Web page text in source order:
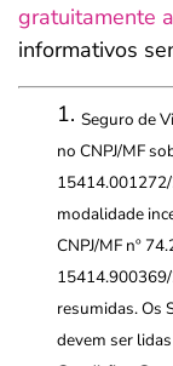
gratuitamente
informativos
Seguro de
no CNPJ/MF
modalidade
CNPJ/MF nº
resumidas. Os
devem ser